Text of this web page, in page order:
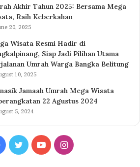
Akhir Tahun 2025: Bersama Mega
Raih Keberkahan
20, 2025
Wisata Resmi Hadir di
Siap Jadi Pilihan Utama
Umrah Warga Bangka Belitung
10, 2025
Jamaah Umrah Mega Wisata
22 Agustus 2024
5, 2024
Facebook
TwitterYouTubeInstagram